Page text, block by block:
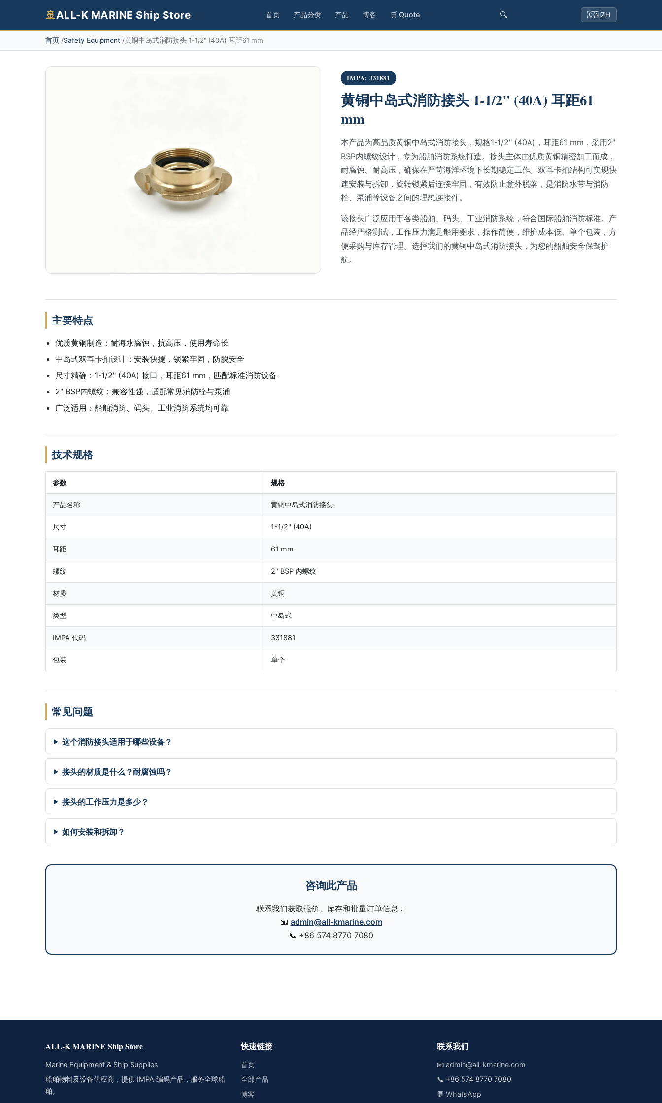
🚢ALL-K MARINE Ship Store 首页 产品分类 产品 博客 🛒 Quote 🔍 🇨🇳ZH
首页 Safety Equipment 黄铜中岛式消防接头 1-1/2" (40A) 耳距61 mm
IMPA: 331881
黄铜中岛式消防接头 1-1/2" (40A) 耳距61
mm
本产品为高品质黄铜中岛式消防接头，规格1-1/2" (40A)，耳距61 mm，采用2"
BSP内螺纹设计，专为船舶消防系统打造。接头主体由优质黄铜精密加工而成，
耐腐蚀、耐高压，确保在严苛海洋环境下长期稳定工作。双耳卡扣结构可实现快
速安装与拆卸，旋转锁紧后连接牢固，有效防止意外脱落，是消防水带与消防
栓、泵浦等设备之间的理想连接件。
该接头广泛应用于各类船舶、码头、工业消防系统，符合国际船舶消防标准。产
品经严格测试，工作压力满足船用要求，操作简便，维护成本低。单个包装，方
便采购与库存管理。选择我们的黄铜中岛式消防接头，为您的船舶安全保驾护
航。
主要特点
优质黄铜制造：耐海水腐蚀，抗高压，使用寿命长
中岛式双耳卡扣设计：安装快捷，锁紧牢固，防脱安全
尺寸精确：1-1/2" (40A) 接口，耳距61 mm，匹配标准消防设备
2" BSP内螺纹：兼容性强，适配常见消防栓与泵浦
广泛适用：船舶消防、码头、工业消防系统均可靠
技术规格
参数 规格
产品名称 黄铜中岛式消防接头
尺寸 1-1/2" (40A)
耳距 61 mm
螺纹 2" BSP 内螺纹
材质 黄铜
类型 中岛式
IMPA 代码 331881
包装 单个
常见问题
这个消防接头适用于哪些设备？
接头的材质是什么？耐腐蚀吗？
接头的工作压力是多少？
如何安装和拆卸？
咨询此产品
联系我们获取报价、库存和批量订单信息：
📧 admin@all-kmarine.com
📞 +86 574 8770 7080
ALL-K MARINE Ship Store
Marine Equipment & Ship Supplies
船舶物料及设备供应商，提供 IMPA 编码产品，服务全球船
舶。
快速链接
首页
全部产品
博客
联系我们
📧 admin@all-kmarine.com
📞 +86 574 8770 7080
💬 WhatsApp